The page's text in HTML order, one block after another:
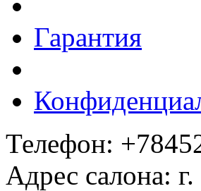
Гарантия
Телефон:
Адрес салона: